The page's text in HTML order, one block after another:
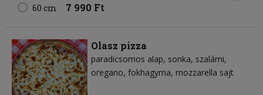
60 cm 7 990 Ft
Olasz pizza
paradicsomos alap sonka szalámi
oregano fokhagyma mozzarella sajt